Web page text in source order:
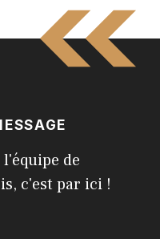
de
c'est par ici !